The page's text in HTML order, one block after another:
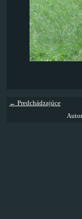
← Predchádzajúce